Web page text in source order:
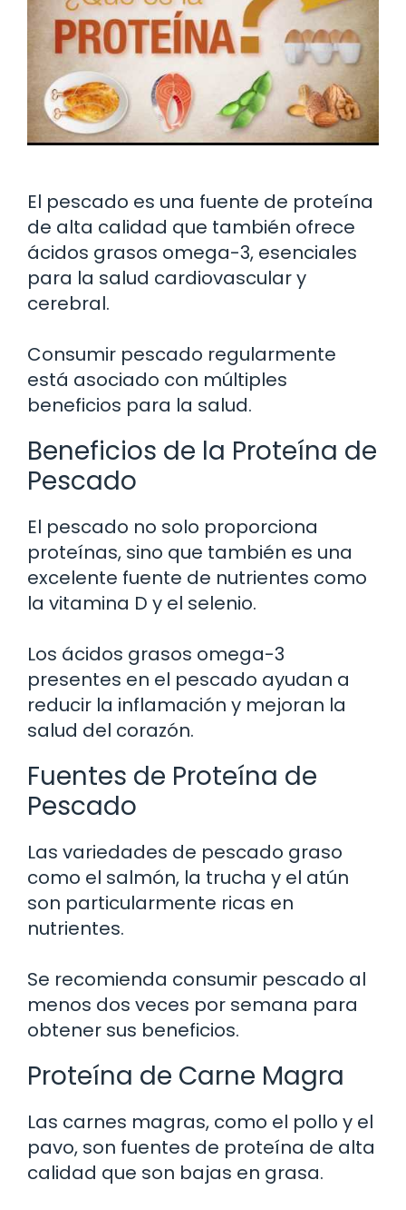
El pescado es una fuente de proteína
de alta calidad que también ofrece
ácidos grasos omega-3, esenciales
para la salud cardiovascular y
cerebral.
Consumir pescado regularmente
está asociado con múltiples
beneficios para la salud.
Beneficios de la Proteína de
Pescado
El pescado no solo proporciona
proteínas, sino que también es una
excelente fuente de nutrientes como
la vitamina D y el selenio.
Los ácidos grasos omega-3
presentes en el pescado ayudan a
reducir la inflamación y mejoran la
salud del corazón.
Fuentes de Proteína de
Pescado
Las variedades de pescado graso
como el salmón, la trucha y el atún
son particularmente ricas en
nutrientes.
Se recomienda consumir pescado al
menos dos veces por semana para
obtener sus beneficios.
Proteína de Carne Magra
Las carnes magras, como el pollo y el
pavo, son fuentes de proteína de alta
calidad que son bajas en grasa.